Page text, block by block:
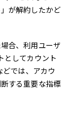
が解約したかど
合、利用ユーザ
としてカウント
では、アカウ
する重要な指標